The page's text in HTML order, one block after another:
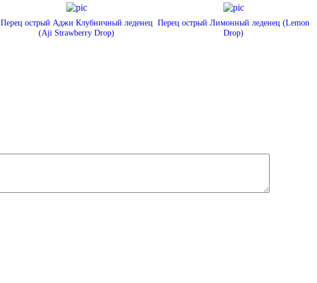
Перец острый Аджи Клубничный леденец
(Aji Strawberry Drop)
Перец острый Лимонный леденец (Lemon
Drop)